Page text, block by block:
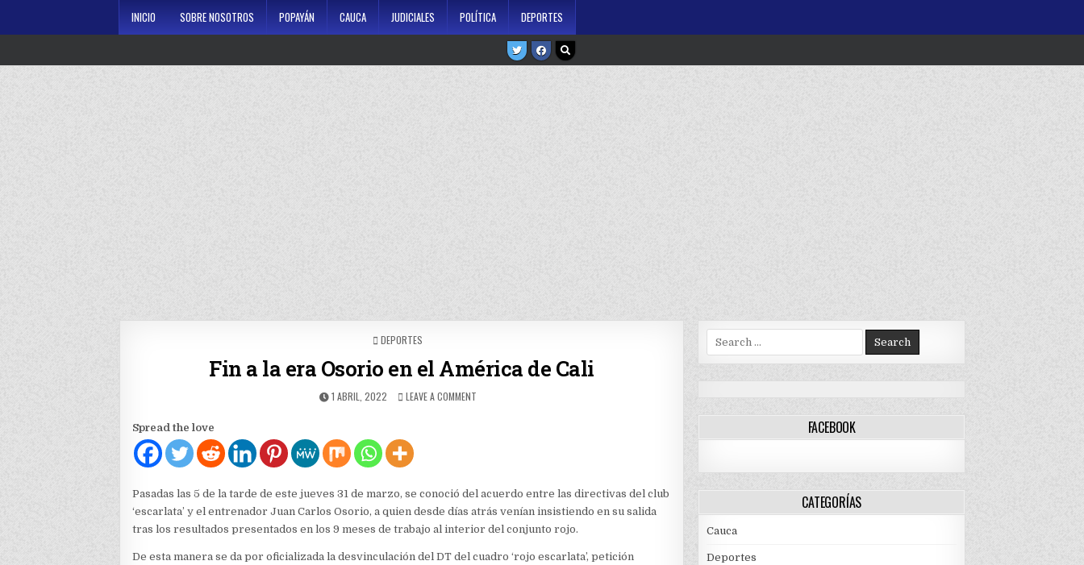
INICIO SOBRE NOSOTROS POPAYÁN CAUCA JUDICIALES POLÍTICA DEPORTES
POSTED
DEPORTES
Fin a la era Osorio en el América de Cali
PUBLISHED
1 ABRIL, 2022 LEAVE A COMMENTON
EL
AMÉRICA
DE
CALI
Spread the love
Pasadas las 5 de la tarde de este jueves 31 de marzo, se conoció del acuerdo entre las directivas del club
‘escarlata’ y el entrenador Juan Carlos Osorio, a quien desde días atrás venían insistiendo en su salida
tras los resultados presentados en los 9 meses de trabajo al interior del conjunto rojo.
De esta manera se da por oficializada la desvinculación del DT del cuadro ‘rojo escarlata’, petición
Search
for:
FACEBOOK
CATEGORÍAS
Cauca
Deportes